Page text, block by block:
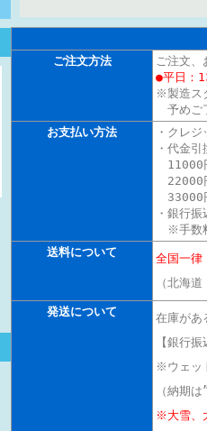
ご注文方法
ご注文、
●平日：
※製造ス
予めご
お支払い方法
・クレ
・代金
11000
22000
33000
・銀行振
※手数
送料について
全国一
（北海
発送について
在庫があ
【銀行
※ウェッ
（納期
※大雪、